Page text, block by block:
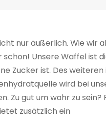
nur äußerlich. Wie wir
schon! Unsere Waffel ist
Zucker ist. Des
wird bei
Zu gut um wahr zu
zusätzlich ein